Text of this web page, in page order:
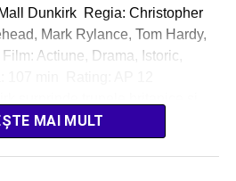
Dunkirk Regia: Christopher
Mark Rylance, Tom Hardy,
Actiune, Drama, Istoric,
MAI MULT